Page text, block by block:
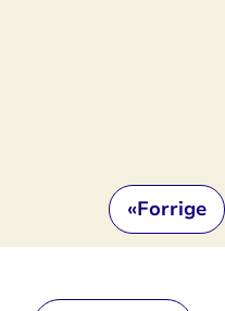
«Forrige